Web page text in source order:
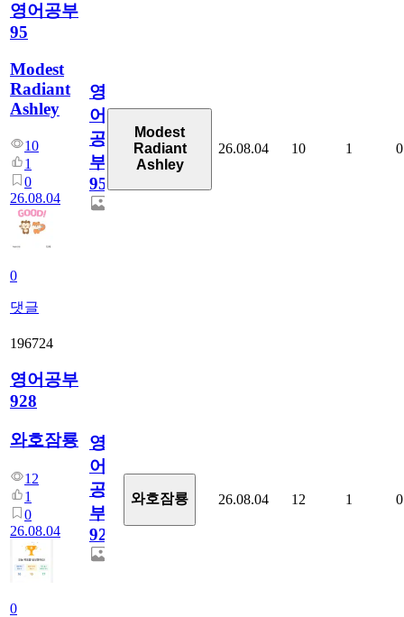
영어공부
95
Modest
Radiant
Ashley
10
1
0
26.08.04
0
댓글
영
어
공
부
95
Modest
Radiant
Ashley
26.08.04 10 1 0
196724
영어공부
928
와호잠룡
12
1
0
26.08.04
0
영
어
공
부
928
와호잠룡 26.08.04 12 1 0